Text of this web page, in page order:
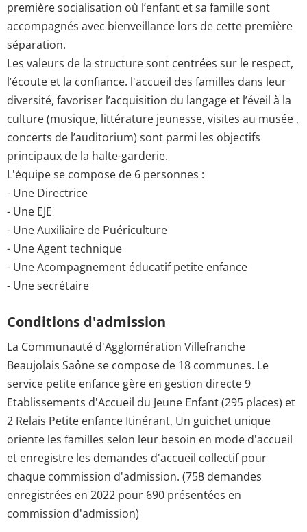
première socialisation où l’enfant et sa famille sont
accompagnés avec bienveillance lors de cette première
séparation.
Les valeurs de la structure sont centrées sur le respect,
l’écoute et la confiance. l'accueil des familles dans leur
diversité, favoriser l’acquisition du langage et l’éveil à la
culture (musique, littérature jeunesse, visites au musée ,
concerts de l’auditorium) sont parmi les objectifs
principaux de la halte-garderie.
L'équipe se compose de 6 personnes :
- Une Directrice
- Une EJE
- Une Auxiliaire de Puériculture
- Une Agent technique
- Une Acompagnement éducatif petite enfance
- Une secrétaire
Conditions d'admission
La Communauté d'Agglomération Villefranche
Beaujolais Saône se compose de 18 communes. Le
service petite enfance gère en gestion directe 9
Etablissements d'Accueil du Jeune Enfant (295 places) et
2 Relais Petite enfance Itinérant, Un guichet unique
oriente les familles selon leur besoin en mode d'accueil
et enregistre les demandes d'accueil collectif pour
chaque commission d'admission. (758 demandes
enregistrées en 2022 pour 690 présentées en
commission d'admission)